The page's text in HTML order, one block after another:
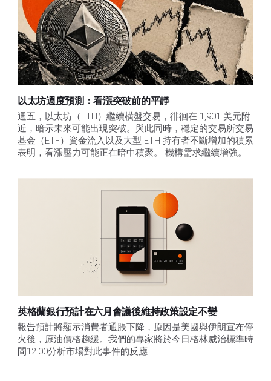
以太坊週度預測：看漲突破前的平靜
週五，以太坊（ETH）繼續橫盤交易，徘徊在 1,901 美元附
近，暗示未來可能出現突破。與此同時，穩定的交易所交易
基金（ETF）資金流入以及大型 ETH 持有者不斷增加的積累
表明，看漲壓力可能正在暗中積聚。 機構需求繼續增強。
英格蘭銀行預計在六月會議後維持政策設定不變
報告預計將顯示消費者通脹下降，原因是美國與伊朗宣布停
火後，原油價格趨緩。我們的專家將於今日格林威治標準時
間12:00分析市場對此事件的反應